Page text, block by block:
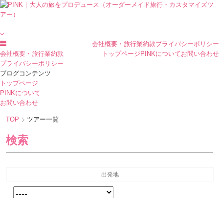
会社概要・旅行業約款プライバシーポリシー
トップページ PINKについてお問い合わせ
会社概要・旅行業約款
プライバシーポリシー
ブログコンテンツ
トップページ
PINKについて
お問い合わせ
TOP ツアー一覧
検索
出発地